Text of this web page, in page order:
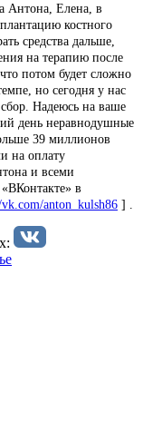
Антона, Елена, в
костного
средства дальше,
на терапию после
потом будет сложно
но сегодня у нас
Надеюсь на ваше
день неравнодушные
39 миллионов
на оплату
и всеми
в
anton_kulsh86 ] .